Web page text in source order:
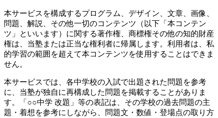
本サービスを構成するプログラム、デザイン、文章、画像、
問題、解説、その他一切のコンテンツ（以下「本コンテン
ツ」といいます）に関する著作権、商標権その他の知的財産
権は、当塾または正当な権利者に帰属します。利用者は、私
的学習の範囲を超えて本コンテンツを使用することはできま
せん。
本サービスでは、各中学校の入試で出題された問題を参考
に、当塾が独自に再構成した問題を掲載することがありま
す。「○○中学 改題」等の表記は、その学校の過去問題の主
題・着想を参考にしながら、問題文・数値・登場点の取り方